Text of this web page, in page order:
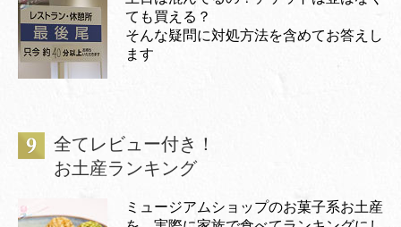
ても買える？
そんな疑問に対処方法を含めてお答えし
ます
全てレビュー付き！
お土産ランキング
ミュージアムショップのお菓子系お土産